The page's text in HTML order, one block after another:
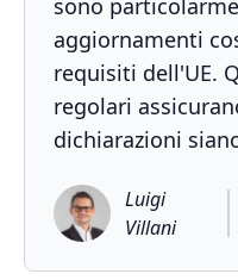
sono
aggiornamenti
requisiti dell'UE.
regolari
dichiarazioni
Luigi
Villani